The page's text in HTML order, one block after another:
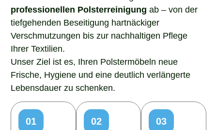
professionellen Polsterreinigung ab – von der
tiefgehenden Beseitigung hartnäckiger
Verschmutzungen bis zur nachhaltigen Pflege
Ihrer Textilien.
Unser Ziel ist es, Ihren Polstermöbeln neue
Frische, Hygiene und eine deutlich verlängerte
Lebensdauer zu schenken.
01
02
03